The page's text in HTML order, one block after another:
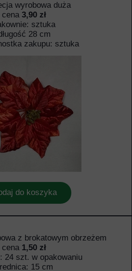
do koszyka
wyrobowa duża
cena 3,90 zł
sztuka
28 cm
zakupu: sztuka
z brokatowym obrzeżem
cena 1,50 zł
24 szt. w opakowaniu
15 cm